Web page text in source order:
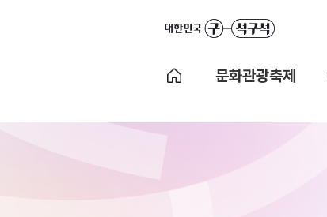
문화관광축제